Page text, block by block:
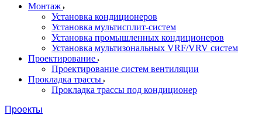
Монтаж
Установка кондиционеров
Установка мультисплит-систем
Установка промышленных кондиционеров
Установка мультизональных VRF/VRV систем
Проектирование
Проектирование систем вентиляции
Прокладка трассы
Прокладка трассы под кондиционер
Проекты